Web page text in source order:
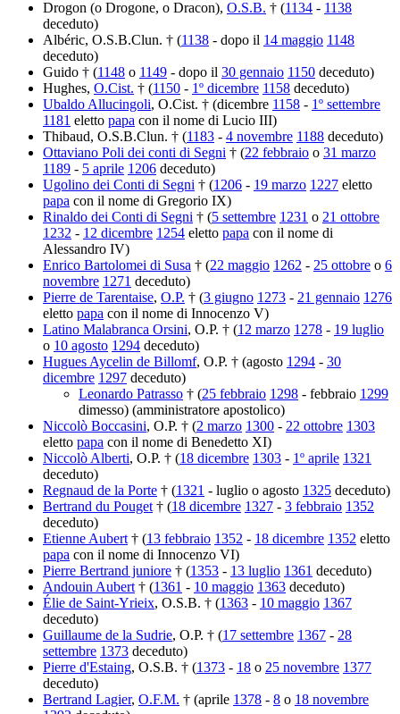
Drogon (o Drogone, o Dracon), O.S.B. † (1134 - 1138
deceduto)
Albéric, O.S.B.Clun. † (1138 - dopo il 14 maggio 1148
deceduto)
Guido † (1148 o 1149 - dopo il 30 gennaio 1150 deceduto)
Hughes, O.Cist. † (1150 - 1º dicembre 1158 deceduto)
Ubaldo Allucingoli, O.Cist. † (dicembre 1158 - 1º settembre
1181 eletto papa con il nome di Lucio III)
Thibaud, O.S.B.Clun. † (1183 - 4 novembre 1188 deceduto)
Ottaviano Poli dei conti di Segni † (22 febbraio o 31 marzo
1189 - 5 aprile 1206 deceduto)
Ugolino dei Conti di Segni † (1206 - 19 marzo 1227 eletto
papa con il nome di Gregorio IX)
Rinaldo dei Conti di Segni † (5 settembre 1231 o 21 ottobre
1232 - 12 dicembre 1254 eletto papa con il nome di
Alessandro IV)
Enrico Bartolomei di Susa † (22 maggio 1262 - 25 ottobre o 6
novembre 1271 deceduto)
Pierre de Tarentaise, O.P. † (3 giugno 1273 - 21 gennaio 1276
eletto papa con il nome di Innocenzo V)
Latino Malabranca Orsini, O.P. † (12 marzo 1278 - 19 luglio
o 10 agosto 1294 deceduto)
Hugues Aycelin de Billomf, O.P. † (agosto 1294 - 30
dicembre 1297 deceduto)
Leonardo Patrasso † (25 febbraio 1298 - febbraio 1299
dimesso) (amministratore apostolico)
Niccolò Boccasini, O.P. † (2 marzo 1300 - 22 ottobre 1303
eletto papa con il nome di Benedetto XI)
Niccolò Alberti, O.P. † (18 dicembre 1303 - 1º aprile 1321
deceduto)
Regnaud de la Porte † (1321 - luglio o agosto 1325 deceduto)
Bertrand du Pouget † (18 dicembre 1327 - 3 febbraio 1352
deceduto)
Etienne Aubert † (13 febbraio 1352 - 18 dicembre 1352 eletto
papa con il nome di Innocenzo VI)
Pierre Bertrand juniore † (1353 - 13 luglio 1361 deceduto)
Andouin Aubert † (1361 - 10 maggio 1363 deceduto)
Élie de Saint-Yrieix, O.S.B. † (1363 - 10 maggio 1367
deceduto)
Guillaume de la Sudrie, O.P. † (17 settembre 1367 - 28
settembre 1373 deceduto)
Pierre d'Estaing, O.S.B. † (1373 - 18 o 25 novembre 1377
deceduto)
Bertrand Lagier, O.F.M. † (aprile 1378 - 8 o 18 novembre